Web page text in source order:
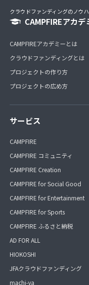
クラウドファンディングのノウ
CAMPFIREアカデ
CAMPFIREアカデミーとは
クラウドファンディングとは
プロジェクトの作り方
プロジェクトの広め方
サービス
CAMPFIRE
CAMPFIRE コミュニティ
CAMPFIRE Creation
CAMPFIRE for Social Good
CAMPFIRE for Entertainment
CAMPFIRE for Sports
CAMPFIRE ふるさと納税
AD FOR ALL
HIOKOSHI
JFAクラウドファンディング
machi-ya